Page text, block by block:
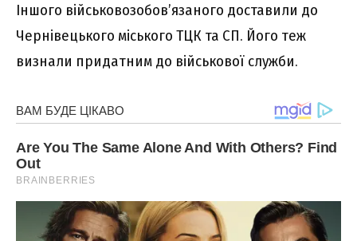
Іншого військовозобов’язаного доставили до
Чернівецького міського ТЦК та СП. Його теж
визнали придатним до військової служби.